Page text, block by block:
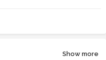
Show more